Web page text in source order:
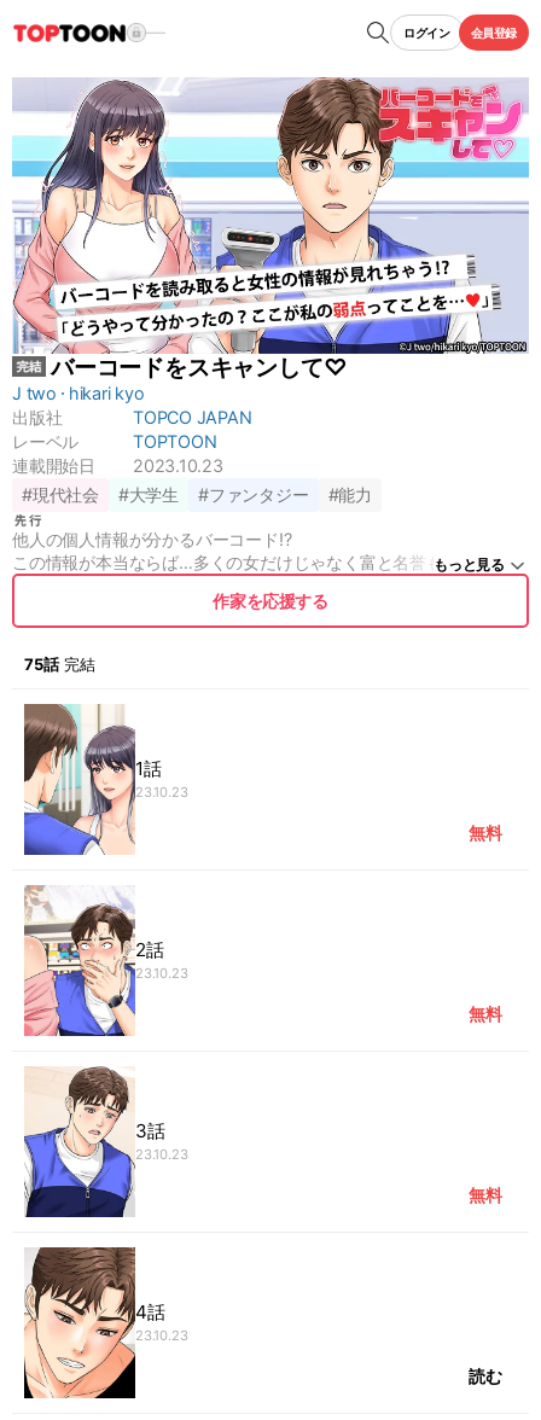
ログイン 会員登録
バーコードをスキャンして♡
J two
hikari kyo
出版社
TOPCO JAPAN
レーベル
TOPTOON
連載開始日
2023.10.23
#現代社会
#大学生 #ファンタジー #能力
もっと見る
他人の個人情報が分かるバーコード⁉
この情報が本当ならば…多くの女だけじゃなく富と名誉もゲットでき
るんじゃ⁉
作家を応援する
75話 完結
1話
23.10.23
無料
2話
23.10.23
無料
3話
23.10.23
無料
4話
23.10.23
読む